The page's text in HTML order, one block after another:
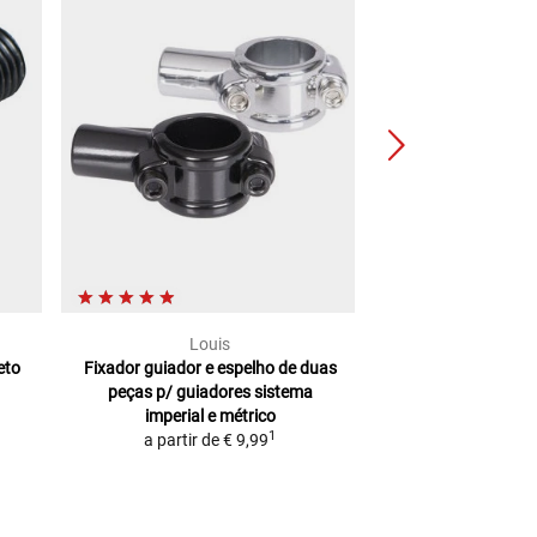
Louis
Fixador guiador e espelho de duas
peças p/ guiadores sistema
imperial e métrico
a partir de€ 9,991